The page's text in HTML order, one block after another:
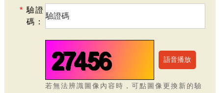
* 驗證
碼：
若無法辨識圖像內容時，可點圖像更換新的驗